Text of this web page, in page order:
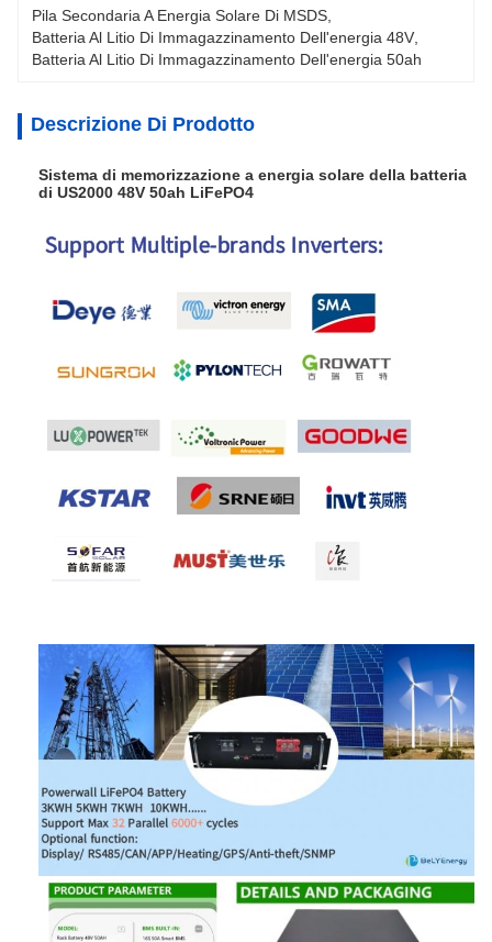
Pila Secondaria A Energia Solare Di MSDS
Batteria Al Litio Di Immagazzinamento Dell'energia 48V
Batteria Al Litio Di Immagazzinamento Dell'energia 50ah
Descrizione Di Prodotto
Sistema di memorizzazione a energia solare della batteria
di US2000 48V 50ah LiFePO4